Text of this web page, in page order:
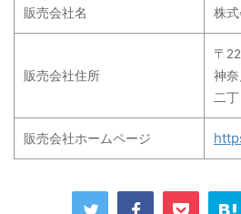
販売会社名 株
販売会社住所
〒
神
二
販売会社ホームページ